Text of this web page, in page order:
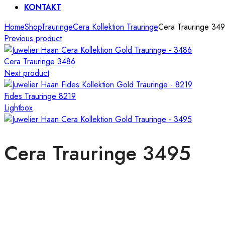
KONTAKT
HomeShopTrauringeCera Kollektion TrauringeCera Trauringe
Previous product
Cera Trauringe 3486
Next product
Fides Trauringe 8219
Lightbox
Cera Trauringe 3495